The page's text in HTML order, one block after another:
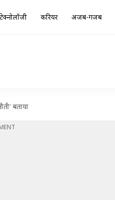
टेक्नोलॉजी करियर अजब-गजब
बताया